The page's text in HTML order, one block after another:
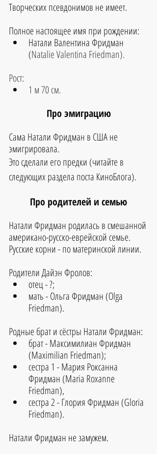
Творческих псевдонимов не имеет.
Полное настоящее имя при рождении:
Натали Валентина Фридман
(Natalie Valentina Friedman).
Рост:
1 м 70 см.
Про эмиграцию
Сама Натали Фридман в США не
эмигрировала.
Это сделали его предки (читайте в
следующих раздела поста КиноБлога).
Про родителей и семью
Натали Фридман родилась в смешанной
американо-русско-еврейской семье.
Русские корни - по материнской линии.
Родители Дайэн Фролов:
отец - ?;
мать - Ольга Фридман (Olga
Friedman).
Родные брат и сёстры Натали Фридман:
брат - Максимилиан Фридман
(Maximilian Friedman);
сестра 1 - Мария Роксанна
Фридман (Maria Roxanne
Friedman),
сестра 2 - Глория Фридман (Gloria
Friedman).
Натали Фридман не замужем.